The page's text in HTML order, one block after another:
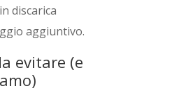
discarica
aggiuntivo.
evitare (e